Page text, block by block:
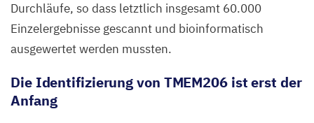
Durchläufe, so dass letztlich insgesamt 60.000
Einzelergebnisse gescannt und bioinformatisch
ausgewertet werden mussten.
Die Identifizierung von TMEM206ist erst der
Anfang